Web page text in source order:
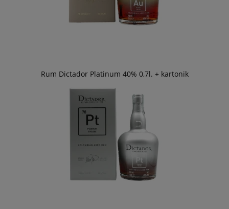
Rum Dictador Platinum 40% 0,7l. + kartonik